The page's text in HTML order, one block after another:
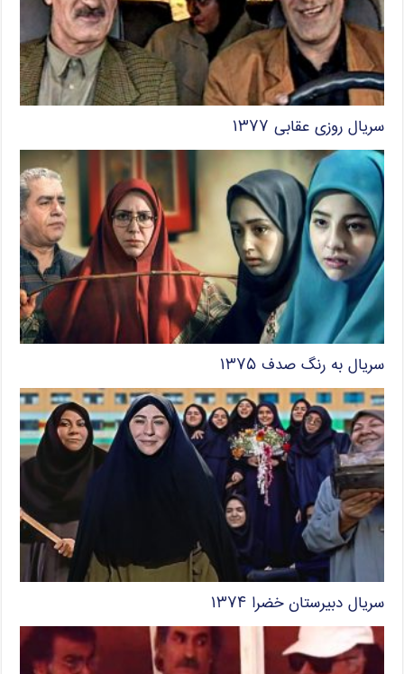
سریال روزی عقابی ۱۳۷۷
سریال به رنگ صدف ۱۳۷۵
سریال دبیرستان خضرا ۱۳۷۴